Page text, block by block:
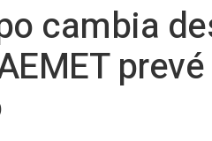
cambia